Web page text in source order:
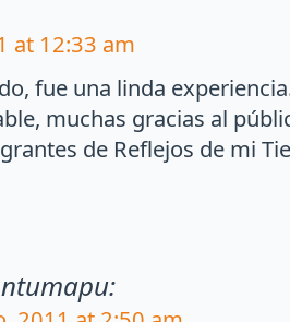
at 12:33 am
fue una linda
muchas gracias al
de Reflejos de mi